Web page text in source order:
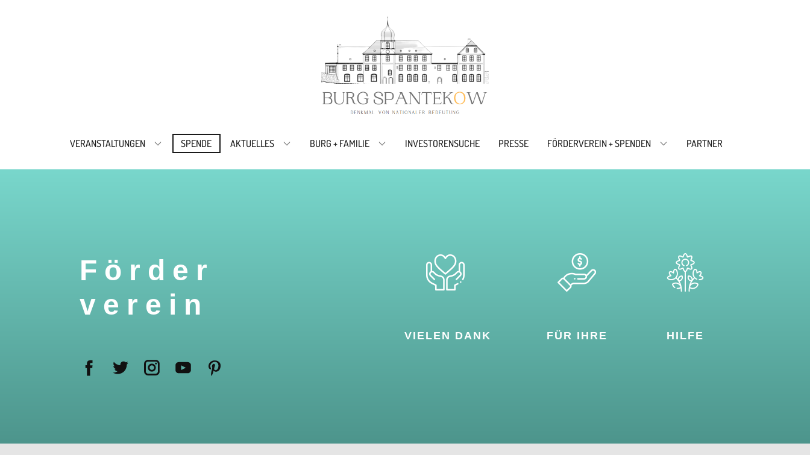
VERANSTALTUNGEN SPENDE AKTUELLES BURG + FAMILIE INVESTORENSUCHE PRESSE FÖRDERVEREIN + SPENDEN PARTNER
Förder
verein
VIELEN DANK FÜR IHRE HILFE